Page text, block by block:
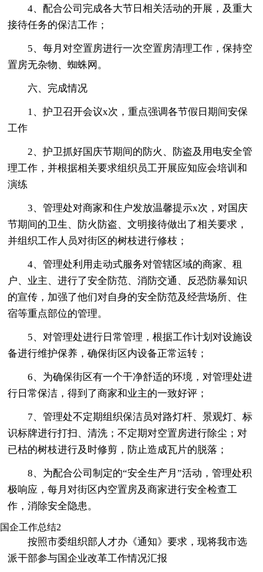
4、配合公司完成各大节日相关活动的开展，及重大
接待任务的保洁工作；
5、每月对空置房进行一次空置房清理工作，保持空
置房无杂物、蜘蛛网。
六、完成情况
1、护卫召开会议x次，重点强调各节假日期间安保
工作
2、护卫抓好国庆节期间的防火、防盗及用电安全管
理工作，并根据相关要求组织员工开展应知应会培训和
演练
3、管理处对商家和住户发放温馨提示x次，对国庆
节期间的卫生、防火防盗、文明接待做出了相关要求，
并组织工作人员对街区的树枝进行修枝；
4、管理处利用走动式服务对管辖区域的商家、租
户、业主、进行了安全防范、消防交通、反恐防暴知识
的宣传，加强了他们对自身的安全防范及经营场所、住
宿等重点部位的管理。
5、对管理处进行日常管理，根据工作计划对设施设
备进行维护保养，确保街区内设备正常运转；
6、为确保街区有一个干净舒适的环境，对管理处进
行日常保洁，得到了商家和业主的一致好评；
7、管理处不定期组织保洁员对路灯杆、景观灯、标
识标牌进行打扫、清洗；不定期对空置房进行除尘；对
已枯的树枝进行及时修剪，防止造成瓦片的脱落；
8、为配合公司制定的“安全生产月”活动，管理处积
极响应，每月对街区内空置房及商家进行安全检查工
作，消除安全隐患。
国企工作总结2
按照市委组织部人才办《通知》要求，现将我市选
派干部参与国企业改革工作情况汇报